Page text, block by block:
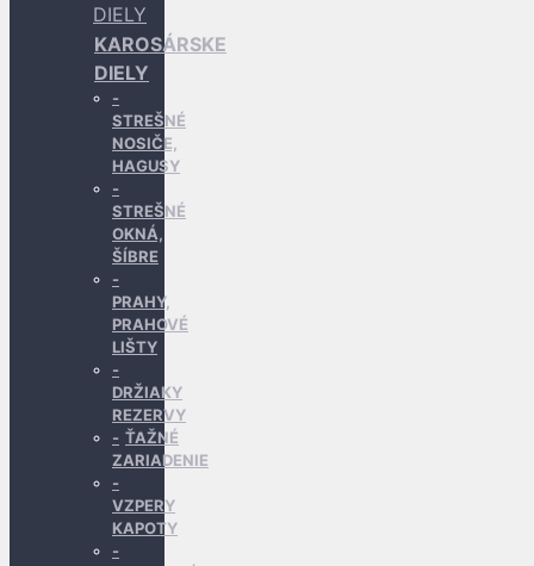
DIELY
KAROSÁRSKE
DIELY
STREŠNÉ
NOSIČE,
HAGUSY
STREŠNÉ
OKNÁ,
ŠÍBRE
PRAHY,
PRAHOVÉ
LIŠTY
DRŽIAKY
REZERVY
ŤAŽNÉ
ZARIADENIE
VZPERY
KAPOTY